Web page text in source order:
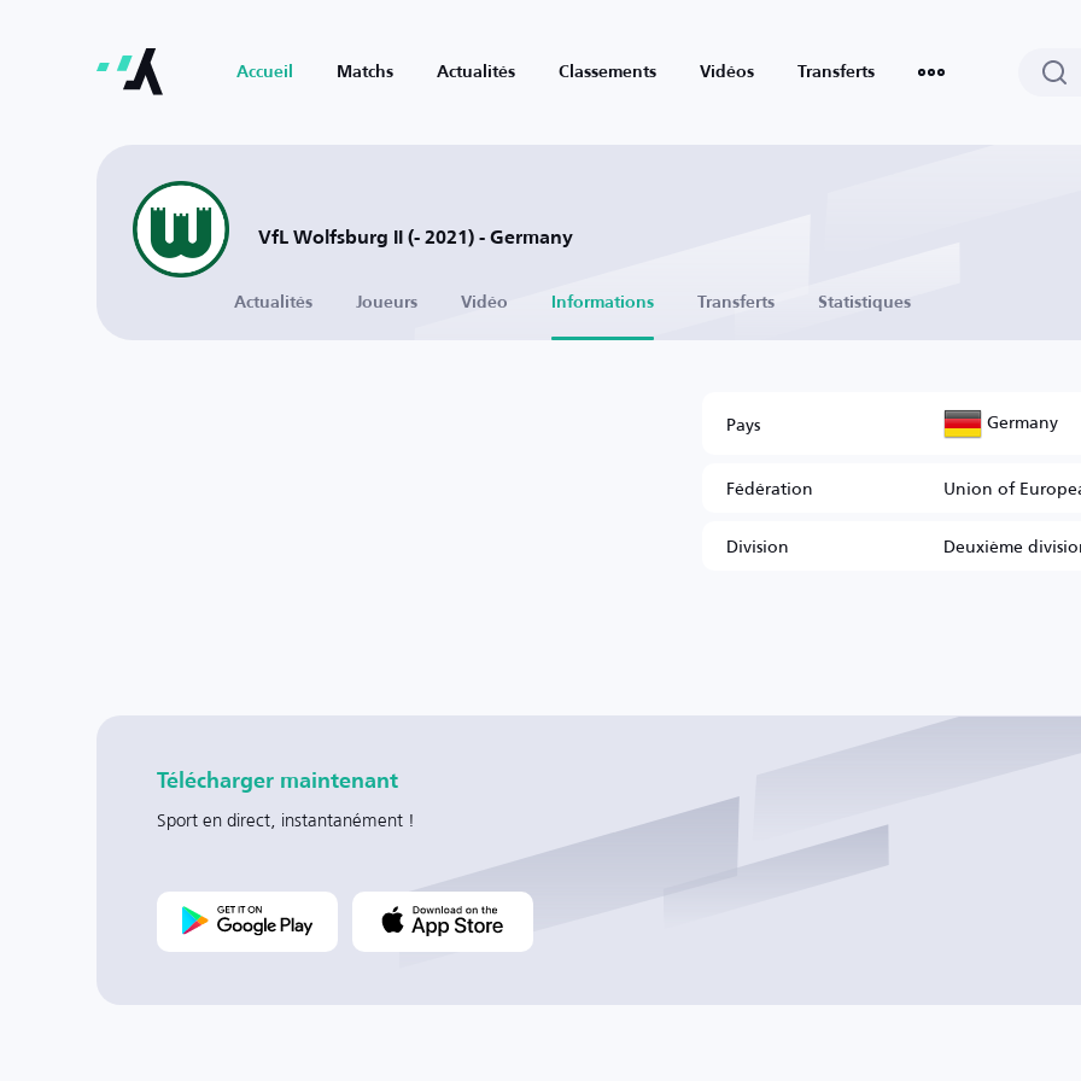
Accueil Matchs Actualités Classements Vidéos Transferts
VfL Wolfsburg II (- 2021) - Germany
Actualités Joueurs Vidéo Informations Transferts Statistiques
Pays Germany
Fédération
Union of
Division
Deuxième
Télécharger maintenant
Sport en direct, instantanément !